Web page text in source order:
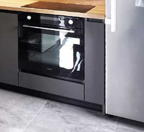
Boje i lakovi